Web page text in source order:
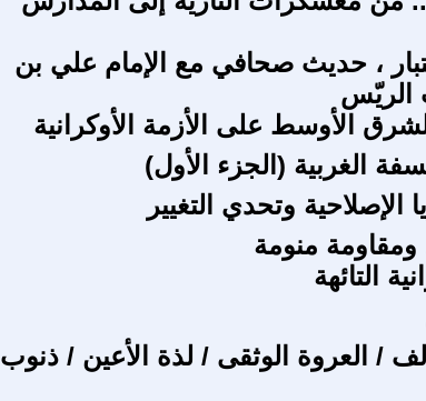
، حديث صحافي مع الإمام علي بن
الريّس
الأوسط على الأزمة الأوكرانية
الغربية (الجزء الأول)
الإصلاحية وتحدي التغيير
منومة
التائهة
/ العروة الوثقى / لذة الأعين / ذنوب